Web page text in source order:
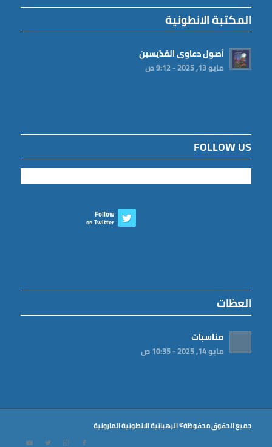
المكتبة الانطونية
أصول دعاوى القدّيسين
مايو 13, 2025 - 9:12 ص
FOLLOW US
Follow
on Twitter
العظات
مناسبات
مايو 14, 2025 - 10:35 ص
جميع الحقوق محفوظة© الرهبانية الانطونية المارونية